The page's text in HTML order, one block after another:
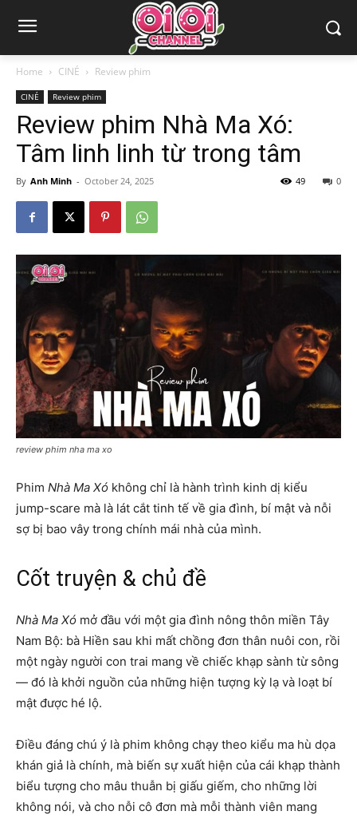
Home CINÉ Review phim
CINÉ Review phim
Review phim Nhà Ma Xó:
Tâm linh linh từ trong tâm
By Anh Minh - October 24, 2025 0
49
review phim nha ma xo
Phim Nhà Ma Xó không chỉ là hành trình kinh dị kiểu
jump-scare mà là lát cắt tinh tế về gia đình, bí mật và nỗi
sợ bị bao vây trong chính mái nhà của mình.
Cốt truyện & chủ đề
Nhà Ma Xó mở đầu với một gia đình nông thôn miền Tây
Nam Bộ: bà Hiền sau khi mất chồng đơn thân nuôi con, rồi
một ngày người con trai mang về chiếc khạp sành từ sông
— đó là khởi nguồn của những hiện tượng kỳ lạ và loạt bí
mật được hé lộ.
Điều đáng chú ý là phim không chạy theo kiểu ma hù dọa
khán giả là chính, mà biến sự xuất hiện của cái khạp thành
biểu tượng cho mâu thuẫn bị giấu giếm, cho những lời
không nói, và cho nỗi cô đơn mà mỗi thành viên mang